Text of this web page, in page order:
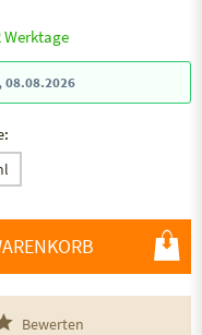
Werktage
08.08.2026
Bewerten